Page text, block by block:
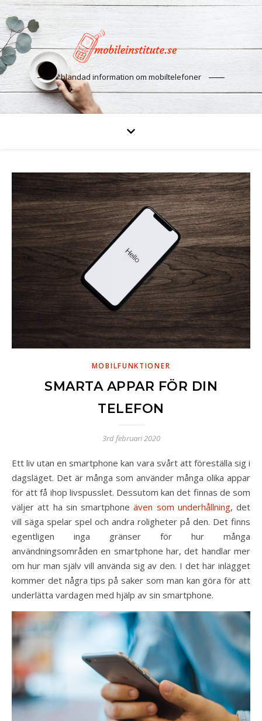
blandad information om mobiltelefoner
MOBILFUNKTIONER
SMARTA APPAR FÖR DIN
TELEFON
3rd februari 2020
Ett liv utan en smartphone kan vara svårt att föreställa sig i
dagsläget. Det är många som använder många olika appar
för att få ihop livspusslet. Dessutom kan det finnas de som
väljer att ha sin smartphoneäven som underhållning, det
vill säga spelar spel och andra roligheter på den. Det finns
egentligen inga gränser för hur många
användningsområden en smartphone har, det handlar mer
om hur man själv vill använda sig av den. I det här inlägget
kommer det några tips på saker som man kan göra för att
underlätta vardagen med hjälp av sin smartphone.